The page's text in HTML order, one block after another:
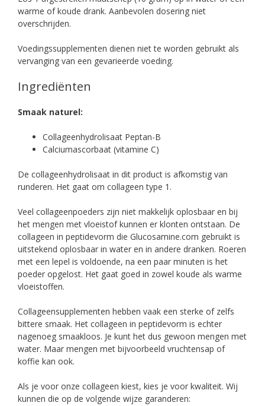
warme of koude drank. Aanbevolen dosering niet
overschrijden.
Voedingssupplementen dienen niet te worden gebruikt als
vervanging van een gevarieerde voeding.
Ingrediënten
Smaak naturel:
Collageenhydrolisaat Peptan-B
Calciumascorbaat (vitamine C)
De collageenhydrolisaat in dit product is afkomstig van
runderen. Het gaat om collageen type 1.
Veel collageenpoeders zijn niet makkelijk oplosbaar en bij
het mengen met vloeistof kunnen er klonten ontstaan. De
collageen in peptidevorm die Glucosamine.com gebruikt is
uitstekend oplosbaar in water en in andere dranken. Roeren
met een lepel is voldoende, na een paar minuten is het
poeder opgelost. Het gaat goed in zowel koude als warme
vloeistoffen.
Collageensupplementen hebben vaak een sterke of zelfs
bittere smaak. Het collageen in peptidevorm is echter
nagenoeg smaakloos. Je kunt het dus gewoon mengen met
water. Maar mengen met bijvoorbeeld vruchtensap of
koffie kan ook.
Als je voor onze collageen kiest, kies je voor kwaliteit. Wij
kunnen die op de volgende wijze garanderen: